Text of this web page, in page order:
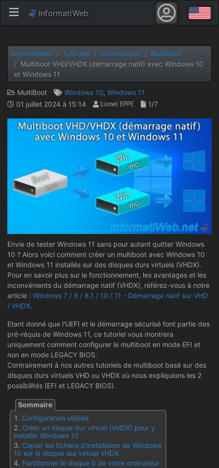
InformatiWeb
InformatiWeb Tutoriels Informatique
MultiBoot
Multiboot VHD/VHDX (démarrage natif) avec Windows 10
et Windows 11
MultiBoot Windows 10, Windows 11
01 juillet 2024 à 15:14
1/7
Envie de tester Windows 11 sans pour autant quitter Windows
10 ? Alors voici comment créer un multiboot avec Windows 10
et Windows 11 installés sur des disques durs virtuels (VHDX).
Pour en savoir plus sur le fonctionnement, les avantages et les
inconvénients du démarrage natif (VHDX), référez-vous à notre
article : Windows 7 / 8 / 8.1 / 10 / 11 - Démarrage natif sur VHD
/ VHDX.
Etant donné que l'UEFI et le démarrage sécurisé font partie des
pré-réquis de Windows 11, ce tutoriel vous montrera
uniquement comment configurer le multiboot en mode EFI et
non en mode LEGACY BIOS.
Contrairement à nos autres tutoriels de multiboot basé sur des
disques durs virtuels VHD ou VHDX où nous expliquions les 2
possibilités (EFI et LEGACY BIOS).
Configuration utilisée
Créer un disque dur virtuel (VHDX) pour y
installer Windows 10
Copier les fichiers d'installation de Windows
10 sur le disque dur virtuel VHDX
Partitionner le disque 0 de votre ordinateur